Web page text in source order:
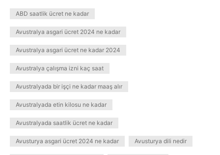
ABD saatlik ücret ne kadar
Avustralya asgari ücret 2024 ne kadar
Avustralya asgari ücret ne kadar 2024
Avustralya çalışma izni kaç saat
Avustralyada bir işçi ne kadar maaş alır
Avustralyada etin kilosu ne kadar
Avustralyada saatlik ücret ne kadar
Avusturya asgari ücret 2024 ne kadar Avusturya dili nedir